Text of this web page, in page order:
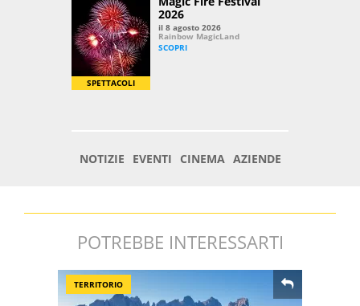
POTREBBE INTERESSARTI
TERRITORIO